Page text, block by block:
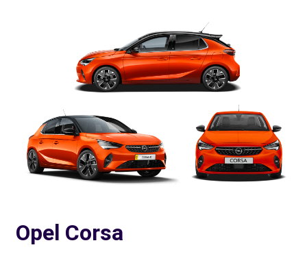
Opel Corsa